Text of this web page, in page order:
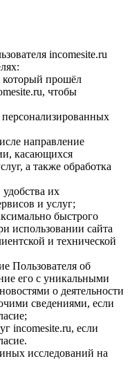
incomesite.ru
который прошёл
чтобы
направление
касающихся
а также обработка
их
и услуг;
быстрого
использовании сайта
и технической
Пользователя об
его с уникальными
о деятельности
сведениями, если
incomesite.ru, если
исследований на